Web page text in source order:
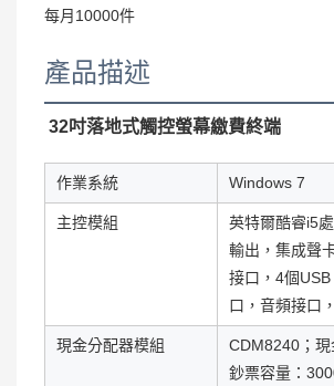
每月10000件
產品描述
32吋落地式觸控螢幕繳費終端
作業系統 Windows 7
主控模組
英特爾酷睿i5
輸出，集成聲
接口，4個
口，音頻接口
現金分配器模組
CDM8240；
鈔票容量：